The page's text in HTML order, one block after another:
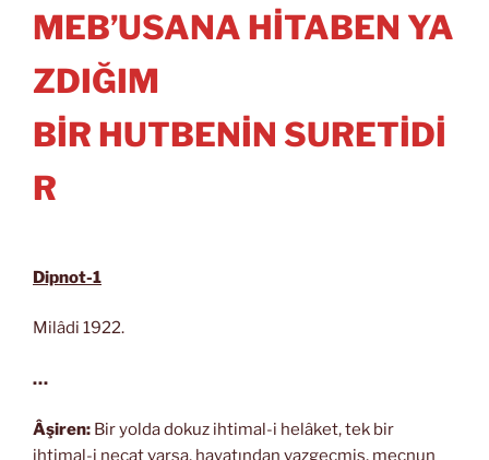
MEB’USANA HİTABEN YA
ZDIĞIM
BİR HUTBENİN SURETİDİ
R
Dipnot-1
Milâdi 1922.
…
Âşiren: Bir yolda dokuz ihtimal-i helâket, tek bir
ihtimal-i necat varsa, hayatından vazgeçmiş, mecnun